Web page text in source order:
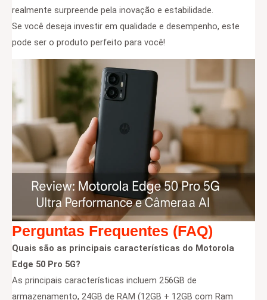
realmente surpreende pela inovação e estabilidade.
Se você deseja investir em qualidade e desempenho, este
pode ser o produto perfeito para você!
Perguntas Frequentes (FAQ)
Quais são as principais características do Motorola
Edge 50 Pro 5G?
As principais características incluem 256GB de
armazenamento, 24GB de RAM (12GB + 12GB com Ram